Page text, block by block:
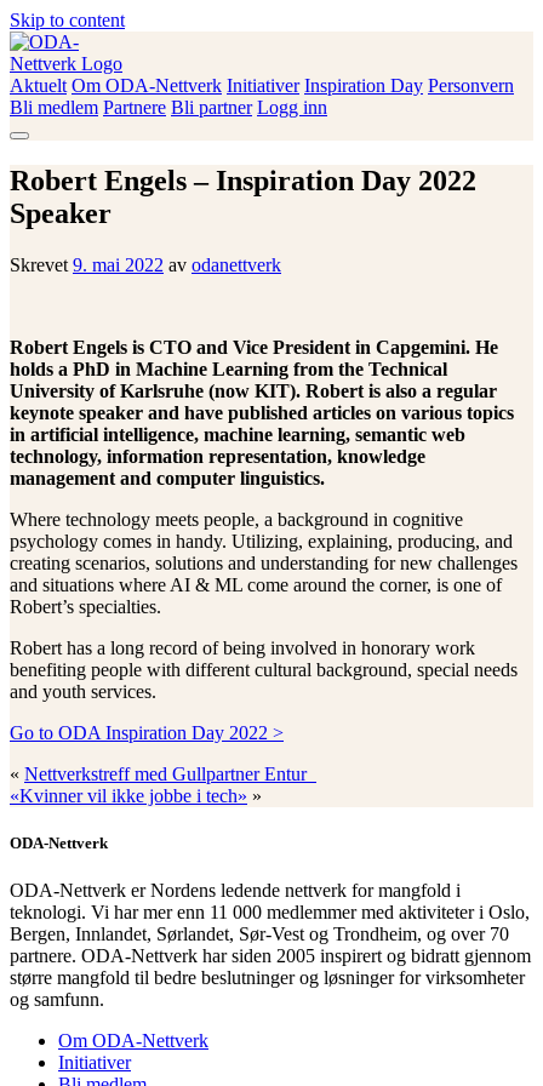
Skip to content
ODA-Nettverk
Aktuelt Om ODA-Nettverk Initiativer Inspiration Day Personvern
Bli medlem Partnere Bli partner Logg inn
Robert Engels – Inspiration Day 2022
Speaker
Skrevet 9. mai 2022 av odanettverk
Robert Engels is CTO and Vice President in Capgemini. He
holds a PhD in Machine Learning from the Technical
University of Karlsruhe (now KIT). Robert is also a regular
keynote speaker and have published articles on various topics
in artificial intelligence, machine learning, semantic web
technology, information representation, knowledge
management and computer linguistics.
Where technology meets people, a background in cognitive
psychology comes in handy. Utilizing, explaining, producing, and
creating scenarios, solutions and understanding for new challenges
and situations where AI & ML come around the corner, is one of
Robert’s specialties.
Robert has a long record of being involved in honorary work
benefiting people with different cultural background, special needs
and youth services.
Go to ODA Inspiration Day 2022 >
« Nettverkstreff med Gullpartner Entur
«Kvinner vil ikke jobbe i tech» »
ODA-Nettverk
ODA-Nettverk er Nordens ledende nettverk for mangfold i
teknologi. Vi har mer enn 11 000 medlemmer med aktiviteter i Oslo,
Bergen, Innlandet, Sørlandet, Sør-Vest og Trondheim, og over 70
partnere. ODA-Nettverk har siden 2005 inspirert og bidratt gjennom
større mangfold til bedre beslutninger og løsninger for virksomheter
og samfunn.
Om ODA-Nettverk
Initiativer